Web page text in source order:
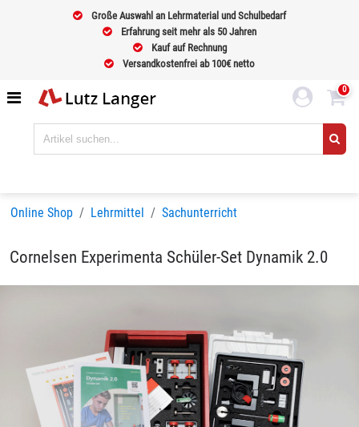
Große Auswahl an Lehrmaterial und Schulbedarf
Erfahrung seit mehr als 50 Jahren
Kauf auf Rechnung
Versandkostenfrei ab 100€ netto
0
Online Shop Lehrmittel Sachunterricht
Cornelsen Experimenta Schüler-Set Dynamik 2.0